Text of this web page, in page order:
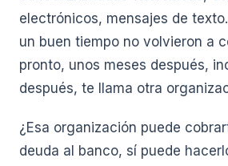
electrónicos, mensajes de
un buen tiempo no volvieron a
pronto, unos meses después,
después, te llama otra
¿Esa organización puede
deuda al banco, sí puede